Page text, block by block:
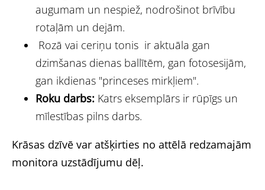
augumam un nespiež, nodrošinot brīvību
rotaļām un dejām.
Rozā vai ceriņu tonis ir aktuāla gan
dzimšanas dienas ballītēm, gan fotosesijām,
gan ikdienas "princeses mirkļiem".
Roku darbs: Katrs eksemplārs ir rūpīgs un
mīlestības pilns darbs.
Krāsas dzīvē var atšķirties no attēlā redzamajām
monitora uzstādījumu dēļ.